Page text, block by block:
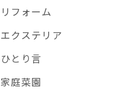
リフォーム
エクステリア
ひとり言
家庭菜園